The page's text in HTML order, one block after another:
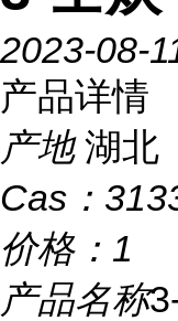
2023-08-
产品详情
产地 湖北
Cas：
价格： 1
产品名称